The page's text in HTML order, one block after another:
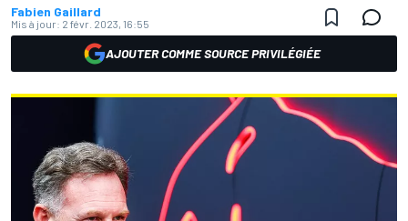
Fabien Gaillard
Mis à jour: 2 févr. 2023, 16:55
AJOUTER COMME SOURCE PRIVILÉGIÉE